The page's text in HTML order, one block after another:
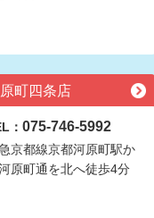
町四条店
： 075-746-5992
京都線京都河原町駅か
原町通を北へ徒歩4分